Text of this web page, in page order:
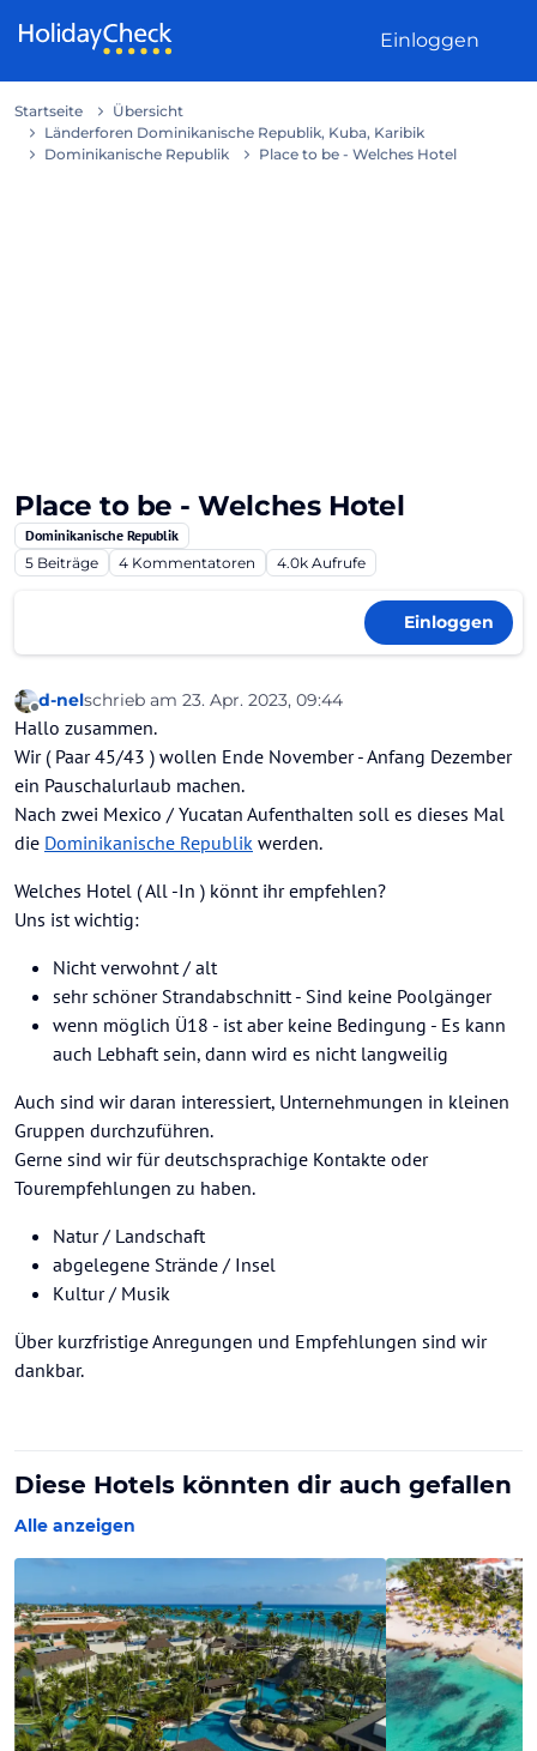
Einloggen
Startseite
Übersicht
Länderforen Dominikanische Republik, Kuba, Karibik
Dominikanische Republik
Place to be - Welches Hotel
Place to be - Welches Hotel
Dominikanische Republik
5 Beiträge 4 Kommentatoren 4.0k Aufrufe
Einloggen
Offline
d-nelschrieb am 23. Apr. 2023, 09:44
zuletzt editiert von
Hallo zusammen.
Wir ( Paar 45/43 ) wollen Ende November - Anfang Dezember
ein Pauschalurlaub machen.
Nach zwei Mexico / Yucatan Aufenthalten soll es dieses Mal
die Dominikanische Republik werden.
Welches Hotel ( All -In ) könnt ihr empfehlen?
Uns ist wichtig:
Nicht verwohnt / alt
sehr schöner Strandabschnitt - Sind keine Poolgänger
wenn möglich Ü18 - ist aber keine Bedingung - Es kann
auch Lebhaft sein, dann wird es nicht langweilig
Auch sind wir daran interessiert, Unternehmungen in kleinen
Gruppen durchzuführen.
Gerne sind wir für deutschsprachige Kontakte oder
Tourempfehlungen zu haben.
Natur / Landschaft
abgelegene Strände / Insel
Kultur / Musik
Über kurzfristige Anregungen und Empfehlungen sind wir
dankbar.